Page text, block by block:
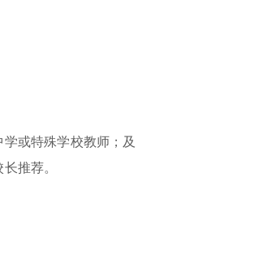
或特殊学校教师；及
推荐。